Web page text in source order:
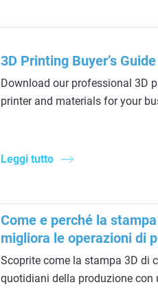
3D Printing Buyer’s Guide
Download our professional 3D
printer and materials for your
Leggi tutto
Come e perché la
migliora le operazioni di
Scoprite come la stampa 3D di
quotidiani della produzione